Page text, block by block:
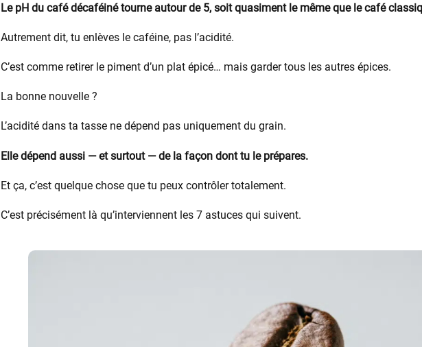
Le pH du café décaféiné tourne autour de 5, soit quasiment le même que le café
Autrement dit, tu enlèves le caféine, pas l’acidité.
C’est comme retirer le piment d’un plat épicé… mais garder tous les autres épices.
La bonne nouvelle ?
L’acidité dans ta tasse ne dépend pas uniquement du grain.
Elle dépend aussi — et surtout — de la façon dont tu le prépares.
Et ça, c’est quelque chose que tu peux contrôler totalement.
C’est précisément là qu’interviennent les 7 astuces qui suivent.